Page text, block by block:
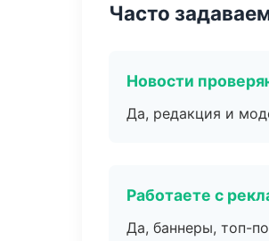
Часто
Новости
Да, редакция и
Работаете с
Да, баннеры, топ-